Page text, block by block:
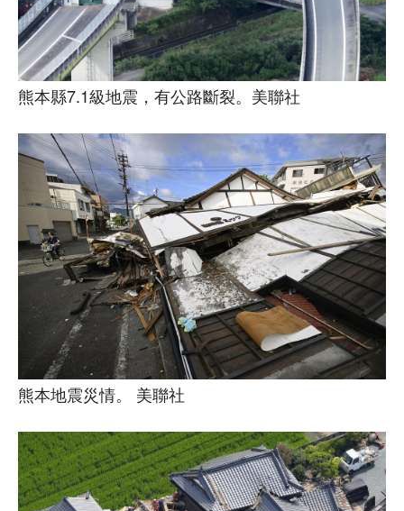
熊本縣7.1級地震，有公路斷裂。美聯社
熊本地震災情。 美聯社